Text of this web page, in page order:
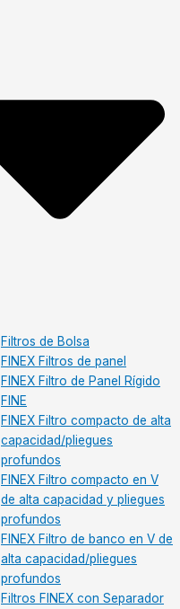
Filtros de Bolsa
FINEX Filtros de panel
FINEX Filtro de Panel Rígido
FINE
FINEX Filtro compacto de alta
capacidad/pliegues
profundos
FINEX Filtro compacto en V
de alta capacidad y pliegues
profundos
FINEX Filtro de banco en V de
alta capacidad/pliegues
profundos
Filtros FINEX con Separador